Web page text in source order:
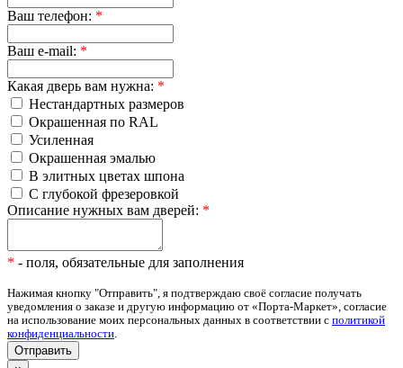
Ваш телефон: *
Ваш e-mail: *
Какая дверь вам нужна: *
Нестандартных размеров
Окрашенная по RAL
Усиленная
Окрашенная эмалью
В элитных цветах шпона
С глубокой фрезеровкой
Описание нужных вам дверей: *
* - поля, обязательные для заполнения
Нажимая кнопку "Отправить", я подтверждаю своё согласие получать
уведомления о заказе и другую информацию от «Порта-Маркет», согласие
на использование моих персональных данных в соответствии с политикой
конфиденциальности